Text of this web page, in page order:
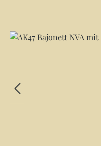
Bildergalerie